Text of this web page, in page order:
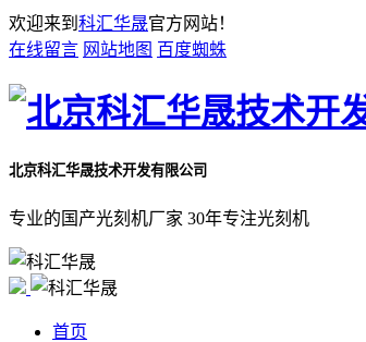
欢迎来到 科汇华晟官方网站！
在线留言 网站地图 百度蜘蛛
北京科汇华晟技术开发有限公司
专业的国产光刻机厂家 30年专注光刻机
首页